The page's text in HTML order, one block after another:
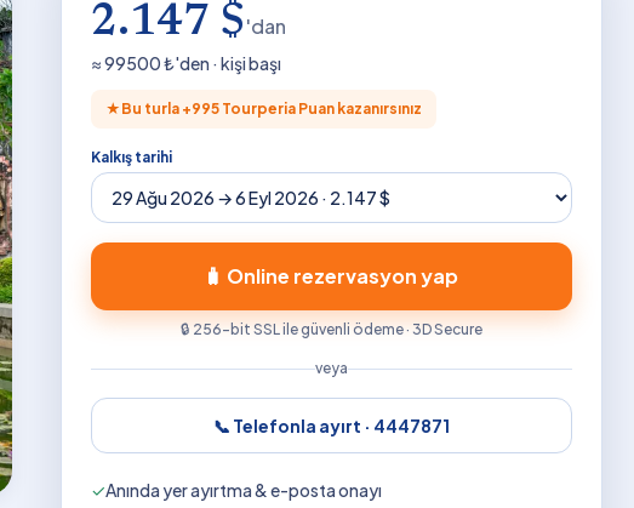
2.147 $'dan
≈99500₺'den · kişi başı
★ Bu turla +995Tourperia Puan kazanırsınız
Kalkış tarihi
🧳 Online rezervasyon yap
🔒 256-bit SSL ile güvenli ödeme · 3D Secure
veya
📞 Telefonla ayırt · 4447871
✓Anında yer ayırtma & e-posta onayı